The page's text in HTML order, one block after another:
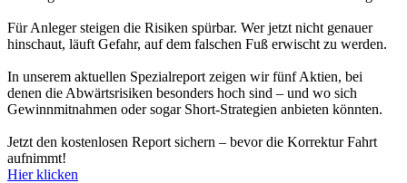
Für Anleger steigen die Risiken spürbar. Wer jetzt nicht genauer
hinschaut, läuft Gefahr, auf dem falschen Fuß erwischt zu werden.
In unserem aktuellen Spezialreport zeigen wir fünf Aktien, bei
denen die Abwärtsrisiken besonders hoch sind – und wo sich
Gewinnmitnahmen oder sogar Short-Strategien anbieten könnten.
Jetzt den kostenlosen Report sichern – bevor die Korrektur Fahrt
aufnimmt!
Hier klicken